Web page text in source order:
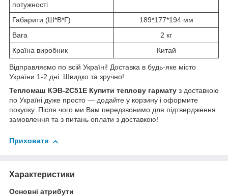
потужності
Габарити (Ш*В*Г)
189*177*194 мм
Вага
2 кг
Країна виробник
Китай
Відправляємо по всій Україні! Доставка в будь-яке місто
України 1-2 дні. Швидко та зручно!
Тепломаш КЭВ-2С51Е Купити теплову гармату з доставкою
по Україні дуже просто ― додайте у корзину і оформите
покупку. Після чого ми Вам передзвонимо для підтвердження
замовлення та з питань оплати з доставкою!
Приховати
Характеристики
Основні атрибути